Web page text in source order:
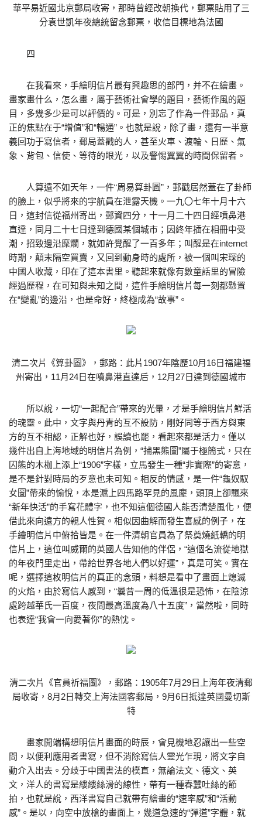
華平易近國北京郵局收寄，那時曾經改朝換代，郵票貼用了三
分袁世凱年夜總統留念郵票，收信目標地為法國
四
在我看來，手繪明信片最有興趣思的部門，并不在繪畫。
畫家畫什么，怎么畫，屬于藝術社會學的題目，藝術作風的題
目，多幾多少是可以評價的。可是，別忘了作為一件郵品，真
正的焦點在于“增值”和“暢通”。也就是說，除了畫，還有一半意
義回功于寫信者，郵局蓋戳的人，甚至火車、渡輪、日歷、氣
象、背包、信使、等待的眼光，以及警惕翼翼的時間保留者。
人算遠不如天年，一件“周易算卦圖”，郵戳居然蓋在了卦師
的臉上，似乎將來的宇航員在泄露天機。一九〇七年十月十六
日，這封信從福州寄出，郵資四分，十一月二十四日經噴鼻港
直達，同月二十七日達到德國某個城市；因終年插在相冊中受
潮，招致邊沿糜爛，就如許覺醒了一百多年；叫醒是在internet
時期，顛末隔空買賣，又回到動身時的處所，被一個叫宋琛的
中國人收藏，印在了這本書里。聽起來就像有數童話里的冒險
經過歷程，在可知與未知之間，這件手繪明信片每一刻都懸置
在“變亂”的邊沿，也是命好，終極成為“故事”。
清二次片《算卦圖》，郵路：此片1907年陰歷10月16日福建福
州寄出，11月24日在噴鼻港直達后，12月27日達到德國城市
所以說，一切“一起配合”帶來的光暈，才是手繪明信片鮮活
的魂靈。此中，文字與丹青的互不設防，剛好同等于西方與東
方的互不相認，正解也好，誤讀也罷，看起來都是活力。僅以
幾件出自上海地域的明信片為例，“捕黑熊圖”屬于極簡式，只在
囚熊的木枷上添上“1906”字樣，立馬發生一種“非實際”的寄意，
是不是針對時局的歹意也未可知。相反的情感，是一件“龜奴馭
女圖”帶來的愉悅，本是滬上四馬路罕見的風塵，頭頂上卻飄來
“新年快活”的手寫花體字，也不知這個德國人能否清楚風化，便
借此來向遠方的親人性賀。相似因曲解而發生喜感的例子，在
手繪明信片中俯拾皆是。在一件清朝官員為了祭奠燒紙轎的明
信片上，這位叫威爾的英國人告知他的伴侶，“這個名流從地獄
的年夜門里走出，帶給世界各地人們以好運”，真是可笑。實在
呢，選擇這枚明信片的真正的念頭，料想是看中了畫面上熄滅
的火焰，由於寫信人感到，“曩昔一周的低溫很是恐怖，在陰涼
處跨越華氏一百度，夜間最高溫度為八十五度”，當然啦，同時
也表達“我會一向愛著你”的熱忱。
清二次片《官員祈福圖》，郵路：1905年7月29日上海年夜清郵
局收寄，8月2日轉交上海法國客郵局，9月6日抵達英國曼切斯
特
畫家開端構想明信片畫面的時辰，會見機地忍讓出一些空
間，以便利應用者書寫，但不消除寫信人靈光乍現，將文字自
動介入出去。分歧于中國書法的樸直，無論法文、德文、英
文，洋人的書寫是縷縷絲滑的線性，帶有一種春蠶吐絲的節
拍，也就是說，西洋書寫自己就帶有繪畫的“速率感”和“活動
感”。是以，向空中放槍的畫面上，幾道急速的“彈道”字體，就